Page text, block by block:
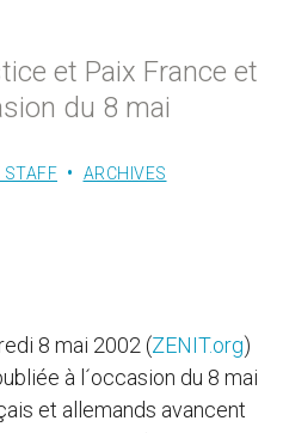
et Paix France et
du 8 mai
STAFF ARCHIVES
8 mai 2002 (ZENIT.org)
à l´occasion du 8 mai
et allemands avancent